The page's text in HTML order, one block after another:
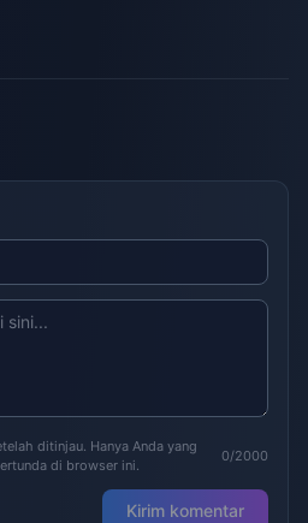
ditinjau. Hanya Anda yang
di browser ini.
0/2000
Kirim komentar